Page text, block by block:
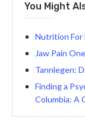
You Might
Nutrition For
Jaw Pain
Tannlegen:
Finding a
Columbia: A